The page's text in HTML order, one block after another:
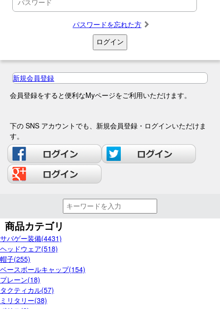
パスワードを忘れた方
新規会員登録
会員登録をすると便利なMyページをご利用いただけます。
下の SNS アカウントでも、新規会員登録・ログインいただけま
す。
商品カテゴリ
サバゲー装備(4431)
ヘッドウェア(518)
帽子(255)
ベースボールキャップ(154)
プレーン(18)
タクティカル(57)
ミリタリー(38)